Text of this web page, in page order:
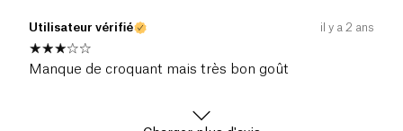
Utilisateur vérifié il y a 2 ans
Manque de croquant mais très bon goût